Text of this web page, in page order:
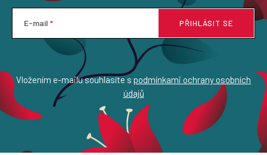
E-mail
Vložením e-mailu souhlasíte s podmínkami ochrany osobních
údajů
PŘIHLÁSIT SE